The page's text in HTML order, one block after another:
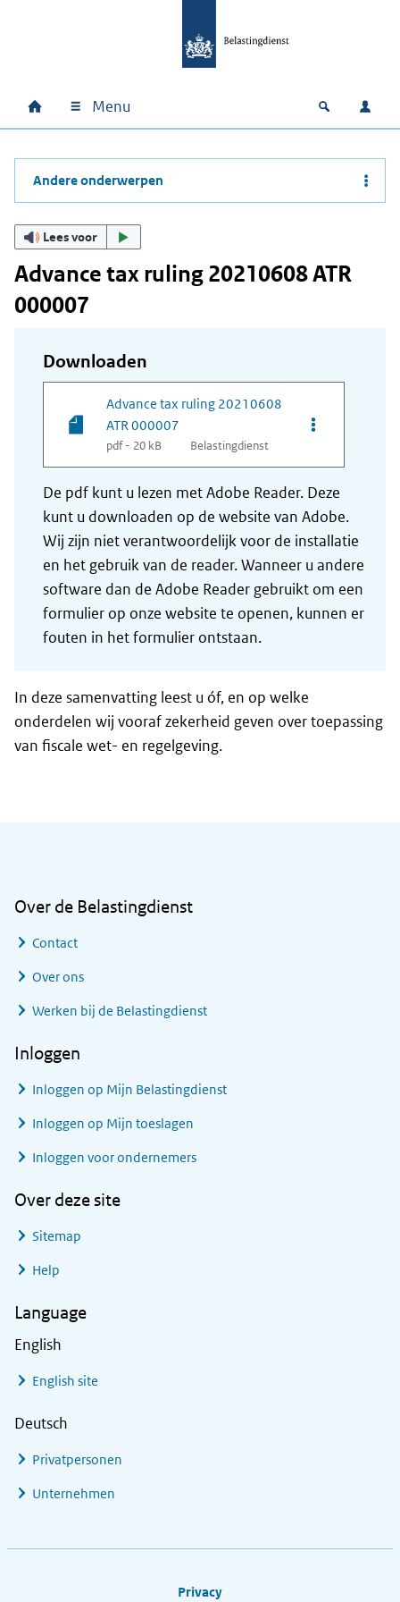
Hoofdnavigatie
Home Menu Open
Andere onderwerpen
Lees voor
Advance tax ruling 20210608 ATR
000007
Downloaden
Advance tax ruling 20210608
ATR 000007
pdf - 20 kB Belastingdienst
Opties van
De pdf kunt u lezen met Adobe Reader. Deze
kunt u downloaden op de website van Adobe.
Wij zijn niet verantwoordelijk voor de installatie
en het gebruik van de reader. Wanneer u andere
software dan de Adobe Reader gebruikt om een
formulier op onze website te openen, kunnen er
fouten in het formulier ontstaan.
In deze samenvatting leest u óf, en op welke
onderdelen wij vooraf zekerheid geven over toepassing
van fiscale wet- en regelgeving.
Over de Belastingdienst
Contact
Over ons
Werken bij de Belastingdienst
Inloggen
Inloggen op Mijn Belastingdienst
Inloggen op Mijn toeslagen
Inloggen voor ondernemers
Over deze site
Sitemap
Help
Language
English
English site
Deutsch
Privatpersonen
Unternehmen
Privacy